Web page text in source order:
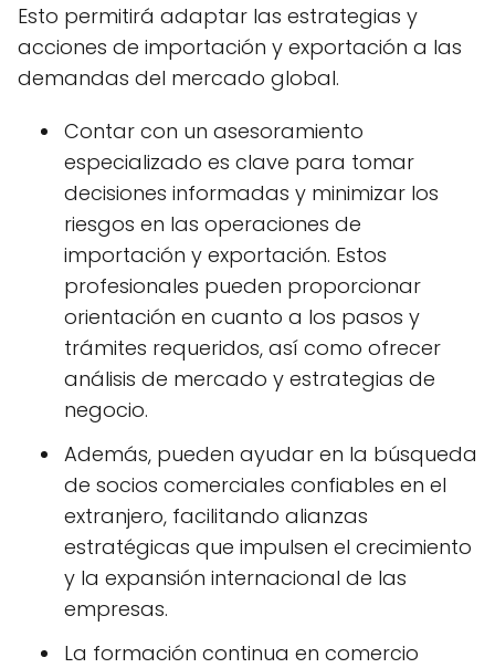
Esto permitirá adaptar las estrategias y
acciones de importación y exportación a las
demandas del mercado global.
Contar con un asesoramiento
especializado es clave para tomar
decisiones informadas y minimizar los
riesgos en las operaciones de
importación y exportación. Estos
profesionales pueden proporcionar
orientación en cuanto a los pasos y
trámites requeridos, así como ofrecer
análisis de mercado y estrategias de
negocio.
Además, pueden ayudar en la búsqueda
de socios comerciales confiables en el
extranjero, facilitando alianzas
estratégicas que impulsen el crecimiento
y la expansión internacional de las
empresas.
La formación continua en comercio